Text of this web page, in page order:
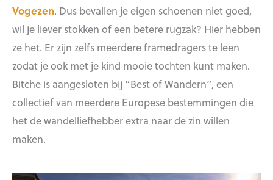
Vogezen. Dus bevallen je eigen schoenen niet goed,
wil je liever stokken of een betere rugzak? Hier hebben
ze het. Er zijn zelfs meerdere framedragers te leen
zodat je ook met je kind mooie tochten kunt maken.
Bitche is aangesloten bij “Best of Wandern”, een
collectief van meerdere Europese bestemmingen die
het de wandelliefhebber extra naar de zin willen
maken.